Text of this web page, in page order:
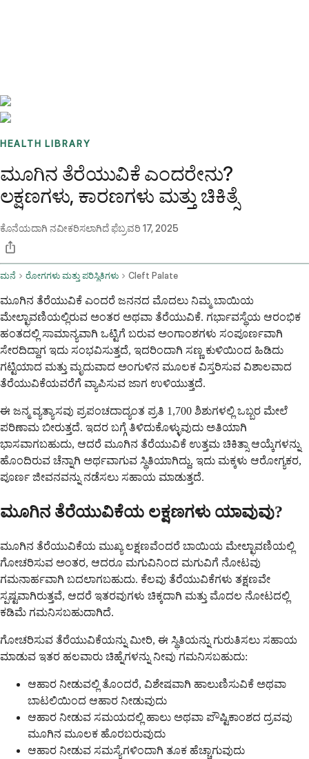
HEALTH LIBRARY
ಮೂಗಿನ ತೆರೆಯುವಿಕೆ ಎಂದರೇನು?
ಲಕ್ಷಣಗಳು, ಕಾರಣಗಳು ಮತ್ತು ಚಿಕಿತ್ಸೆ
ಕೊನೆಯದಾಗಿ ನವೀಕರಿಸಲಾಗಿದೆಫೆಬ್ರವರಿ 17, 2025
ಮನೆ ರೋಗಗಳು ಮತ್ತು ಪರಿಸ್ಥಿತಿಗಳು Cleft Palate
ಮೂಗಿನ ತೆರೆಯುವಿಕೆ ಎಂದರೆ ಜನನದ ಮೊದಲು ನಿಮ್ಮ ಬಾಯಿಯ
ಮೇಲ್ಛಾವಣಿಯಲ್ಲಿರುವ ಅಂತರ ಅಥವಾ ತೆರೆಯುವಿಕೆ. ಗರ್ಭಾವಸ್ಥೆಯ ಆರಂಭಿಕ
ಹಂತದಲ್ಲಿ ಸಾಮಾನ್ಯವಾಗಿ ಒಟ್ಟಿಗೆ ಬರುವ ಅಂಗಾಂಶಗಳು ಸಂಪೂರ್ಣವಾಗಿ
ಸೇರದಿದ್ದಾಗ ಇದು ಸಂಭವಿಸುತ್ತದೆ, ಇದರಿಂದಾಗಿ ಸಣ್ಣ ಕುಳಿಯಿಂದ ಹಿಡಿದು
ಗಟ್ಟಿಯಾದ ಮತ್ತು ಮೃದುವಾದ ಅಂಗುಳಿನ ಮೂಲಕ ವಿಸ್ತರಿಸುವ ವಿಶಾಲವಾದ
ತೆರೆಯುವಿಕೆಯವರೆಗೆ ವ್ಯಾಪಿಸುವ ಜಾಗ ಉಳಿಯುತ್ತದೆ.
ಈ ಜನ್ಮ ವ್ಯತ್ಯಾಸವು ಪ್ರಪಂಚದಾದ್ಯಂತ ಪ್ರತಿ 1,700 ಶಿಶುಗಳಲ್ಲಿ ಒಬ್ಬರ ಮೇಲೆ
ಪರಿಣಾಮ ಬೀರುತ್ತದೆ. ಇದರ ಬಗ್ಗೆ ತಿಳಿದುಕೊಳ್ಳುವುದು ಅತಿಯಾಗಿ
ಭಾಸವಾಗಬಹುದು, ಆದರೆ ಮೂಗಿನ ತೆರೆಯುವಿಕೆ ಉತ್ತಮ ಚಿಕಿತ್ಸಾ ಆಯ್ಕೆಗಳನ್ನು
ಹೊಂದಿರುವ ಚೆನ್ನಾಗಿ ಅರ್ಥವಾಗುವ ಸ್ಥಿತಿಯಾಗಿದ್ದು, ಇದು ಮಕ್ಕಳು ಆರೋಗ್ಯಕರ,
ಪೂರ್ಣ ಜೀವನವನ್ನು ನಡೆಸಲು ಸಹಾಯ ಮಾಡುತ್ತದೆ.
ಮೂಗಿನ ತೆರೆಯುವಿಕೆಯ ಲಕ್ಷಣಗಳು ಯಾವುವು?
ಮೂಗಿನ ತೆರೆಯುವಿಕೆಯ ಮುಖ್ಯ ಲಕ್ಷಣವೆಂದರೆ ಬಾಯಿಯ ಮೇಲ್ಛಾವಣಿಯಲ್ಲಿ
ಗೋಚರಿಸುವ ಅಂತರ, ಆದರೂ ಮಗುವಿನಿಂದ ಮಗುವಿಗೆ ನೋಟವು
ಗಮನಾರ್ಹವಾಗಿ ಬದಲಾಗಬಹುದು. ಕೆಲವು ತೆರೆಯುವಿಕೆಗಳು ತಕ್ಷಣವೇ
ಸ್ಪಷ್ಟವಾಗಿರುತ್ತವೆ, ಆದರೆ ಇತರವುಗಳು ಚಿಕ್ಕದಾಗಿ ಮತ್ತು ಮೊದಲ ನೋಟದಲ್ಲಿ
ಕಡಿಮೆ ಗಮನಿಸಬಹುದಾಗಿದೆ.
ಗೋಚರಿಸುವ ತೆರೆಯುವಿಕೆಯನ್ನು ಮೀರಿ, ಈ ಸ್ಥಿತಿಯನ್ನು ಗುರುತಿಸಲು ಸಹಾಯ
ಮಾಡುವ ಇತರ ಹಲವಾರು ಚಿಹ್ನೆಗಳನ್ನು ನೀವು ಗಮನಿಸಬಹುದು:
ಆಹಾರ ನೀಡುವಲ್ಲಿ ತೊಂದರೆ, ವಿಶೇಷವಾಗಿ ಹಾಲುಣಿಸುವಿಕೆ ಅಥವಾ
ಬಾಟಲಿಯಿಂದ ಆಹಾರ ನೀಡುವುದು
ಆಹಾರ ನೀಡುವ ಸಮಯದಲ್ಲಿ ಹಾಲು ಅಥವಾ ಪೌಷ್ಟಿಕಾಂಶದ ದ್ರವವು
ಮೂಗಿನ ಮೂಲಕ ಹೊರಬರುವುದು
ಆಹಾರ ನೀಡುವ ಸಮಸ್ಯೆಗಳಿಂದಾಗಿ ತೂಕ ಹೆಚ್ಚಾಗುವುದು